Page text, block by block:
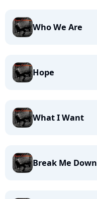
Who We Are
Hope
What I Want
Break Me Down